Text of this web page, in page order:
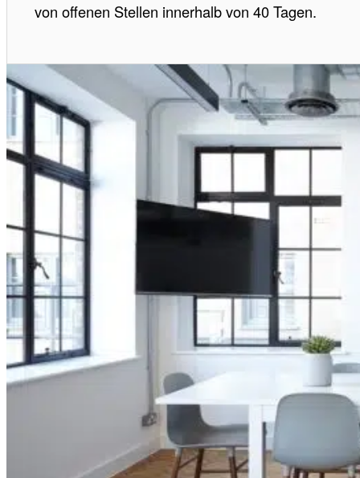
von offenen Stellen innerhalb von 40 Tagen.